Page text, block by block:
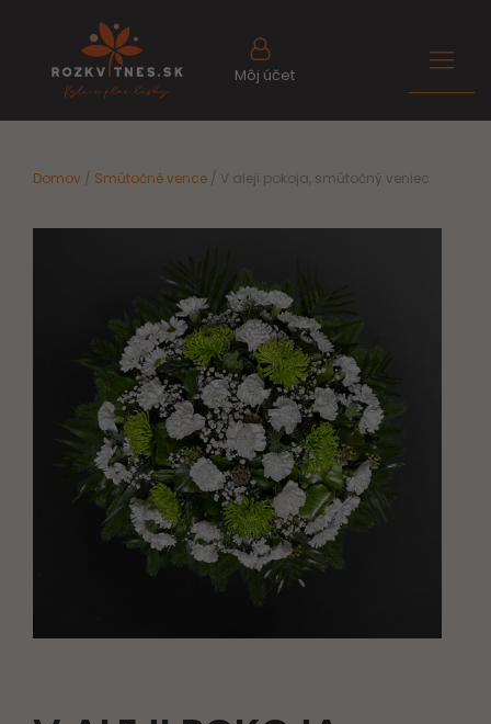
Môj účet
Domov / Smútočné vence / V aleji pokoja, smútočný veniec